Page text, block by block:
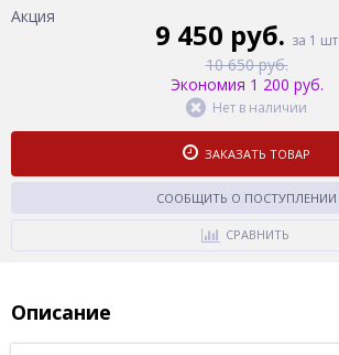
Акция
9 450 руб. за 1 шт
10 650 руб.
Экономия 1 200 руб.
Нет в наличии
ЗАКАЗАТЬ ТОВАР
СООБЩИТЬ О ПОСТУПЛЕНИИ
СРАВНИТЬ
Описание